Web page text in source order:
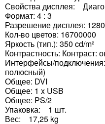
Свойства дисплея:
Формат: 4 : 3
Разрешение дисплея:
Кол-во цветов: 16700000
Яркость (тип.): 350 cd/m²
Контрастность: Контраст:
Интерфейсы/
полюсный)
Общее: DVI
Общее: 1 x USB
Общее: PS/2
Упаковка: 1 шт.
Вес: 17,25 kg